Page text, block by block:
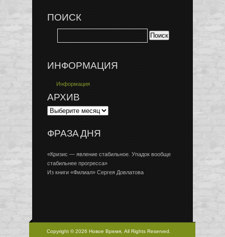
ПОИСК
ИНФОРМАЦИЯ
Информация
АРХИВ
ФРАЗА ДНЯ
«Кризис — явление стабильное. Упадок вообще
стабильнее прогресса»
Из книги «Филиал» Сергея Довлатова
Copyright © 2026 Новое Время, All Rights Reserved.